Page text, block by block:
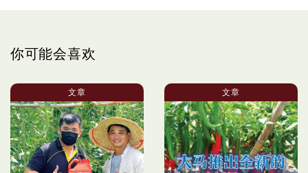
你可能会喜欢
文章 文章